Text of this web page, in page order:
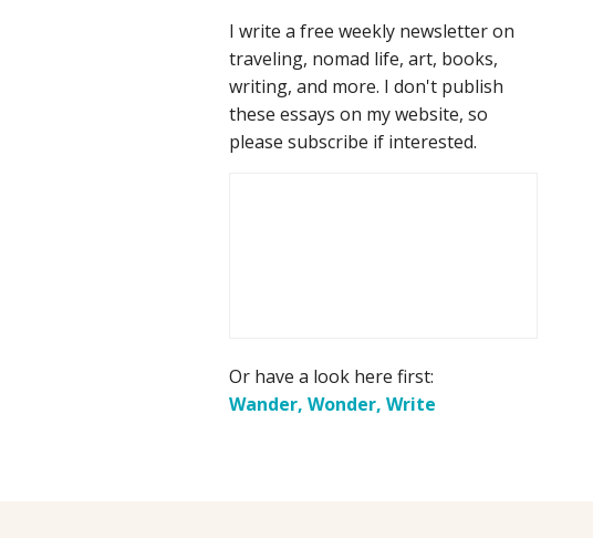
I write a free weekly newsletter on
traveling, nomad life, art, books,
writing, and more. I don't publish
these essays on my website, so
please subscribe if interested.
Or have a look here first:
Wander, Wonder, Write